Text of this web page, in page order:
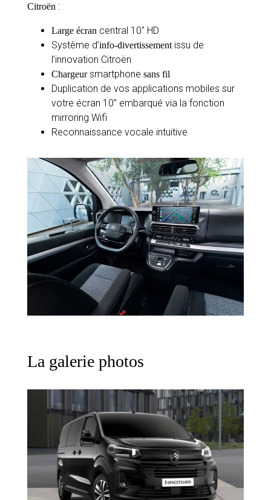
Citroën :
Large écran central 10″ HD
Système d’info-divertissementissu de
l’innovation Citroën
Chargeursmartphone sans fil
Duplication de vos applications mobiles sur
votre écran 10’’ embarqué via la fonction
mirroring Wifi
Reconnaissance vocale intuitive
La galerie photos